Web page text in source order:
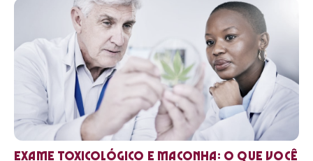
Exame toxicológico e maconha: o que você